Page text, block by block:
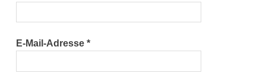
E-Mail-Adresse*